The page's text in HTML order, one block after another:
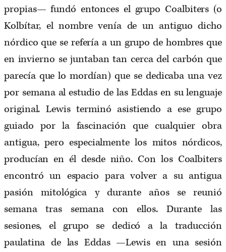
propias— fundó entonces el grupo Coalbiters (o
Kolbítar, el nombre venía de un antiguo dicho
nórdico que se refería a un grupo de hombres que
en invierno se juntaban tan cerca del carbón que
parecía que lo mordían) que se dedicaba una vez
por semana al estudio de las Eddas en su lenguaje
original. Lewis terminó asistiendo a ese grupo
guiado por la fascinación que cualquier obra
antigua, pero especialmente los mitos nórdicos,
producían en él desde niño. Con los Coalbiters
encontró un espacio para volver a su antigua
pasión mitológica y durante años se reunió
semana tras semana con ellos. Durante las
sesiones, el grupo se dedicó a la traducción
paulatina de las Eddas —Lewis en una sesión